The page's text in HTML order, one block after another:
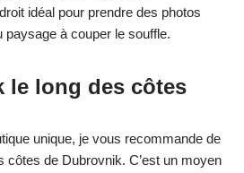
idéal pour prendre des photos
paysage à couper le souffle.
le long des côtes
unique, je vous recommande de
côtes de Dubrovnik. C’est un moyen